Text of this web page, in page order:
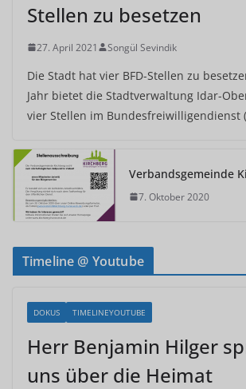
Stellen zu besetzen
27. April 2021 Songül Sevindik
Die Stadt hat vier BFD-Stellen zu
Jahr bietet die Stadtverwaltung Idar-
vier Stellen im Bundesfreiwilligendienst
Verbandsgemeinde
7. Oktober 2020
Timeline @ Youtube
DOKUS TIMELINEYOUTUBE
Herr Benjamin Hilger
uns über die Heimat